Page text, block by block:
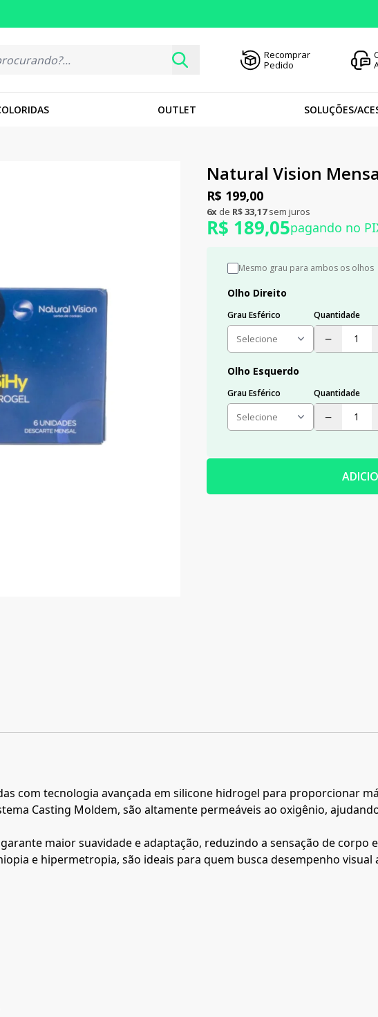
Recomprar
Pedido
OUTLET SOLUÇÕES/
Natural Vision
R$ 199,00
R$ 189,05pagando no
6xde R$ 33,17sem juros
Mesmo grau para ambos os olhos
Olho Direito
Grau Esférico Quantidade
−
Olho Esquerdo
Grau Esférico Quantidade
−
com tecnologia avançada em silicone hidrogel para proporcionar
Casting Moldem, são altamente permeáveis ao oxigênio,
maior suavidade e adaptação, reduzindo a sensação de
e hipermetropia, são ideais para quem busca desempenho